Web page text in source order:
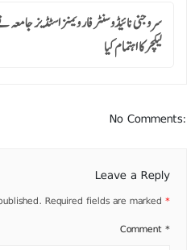
سروجنی نائیڈو سنٹر فار ویمنز اسٹڈیز
لیکچر کا اہتمام کیا
No Comments:
Leave a Reply
Required fields are marked *
Comment *